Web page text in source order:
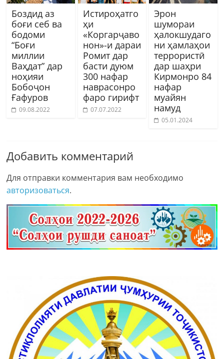
Боздид аз
боғи себ ва
бодоми
“Боғи
миллии
Ваҳдат” дар
ноҳияи
Бобоҷон
Ғафуров
09.08.2022
Истироҳатго
ҳи
«Коргарҷаво
нон»-и дараи
Ромит дар
басти дуюм
300 нафар
наврасонро
фаро гирифт
07.07.2022
Эрон
шумораи
ҳалокшудаго
ни ҳамлаҳои
террористӣ
дар шаҳри
Кирмонро 84
нафар
муайян
намуд
05.01.2024
Добавить комментарий
Для отправки комментария вам необходимо
авторизоваться.